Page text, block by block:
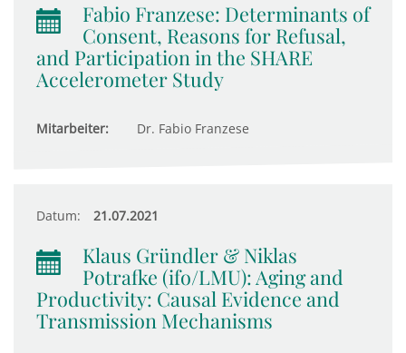
Fabio Franzese: Determinants of
Consent, Reasons for Refusal,
and Participation in the SHARE
Accelerometer Study
Mitarbeiter: Dr. Fabio Franzese
Datum: 21.07.2021
Klaus Gründler & Niklas
Potrafke (ifo/LMU): Aging and
Productivity: Causal Evidence and
Transmission Mechanisms